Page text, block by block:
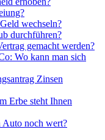
wechseln?
durchführen?
gemacht werden?
Wo kann man sich
Zinsen
Erbe steht Ihnen
Auto noch wert?